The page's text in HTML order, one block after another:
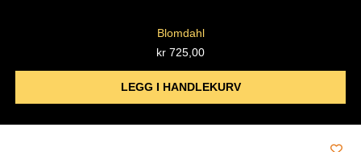
Blomdahl
kr 725,00
LEGG I HANDLEKURV